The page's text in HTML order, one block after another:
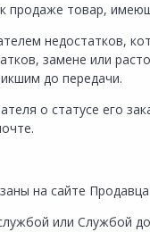
продаже товар,
недостатков,
замене или
до передачи.
о статусе его
на сайте
или Службой